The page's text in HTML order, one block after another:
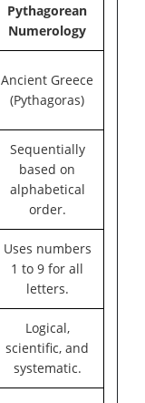
Pythagorean
Numerology
Ancient Greece
(Pythagoras)
Sequentially
based on
alphabetical
order.
Uses numbers
1 to 9 for all
letters.
Logical,
scientific, and
systematic.